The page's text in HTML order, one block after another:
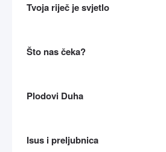
Tvoja riječ je svjetlo
Što nas čeka?
Plodovi Duha
Isus i preljubnica